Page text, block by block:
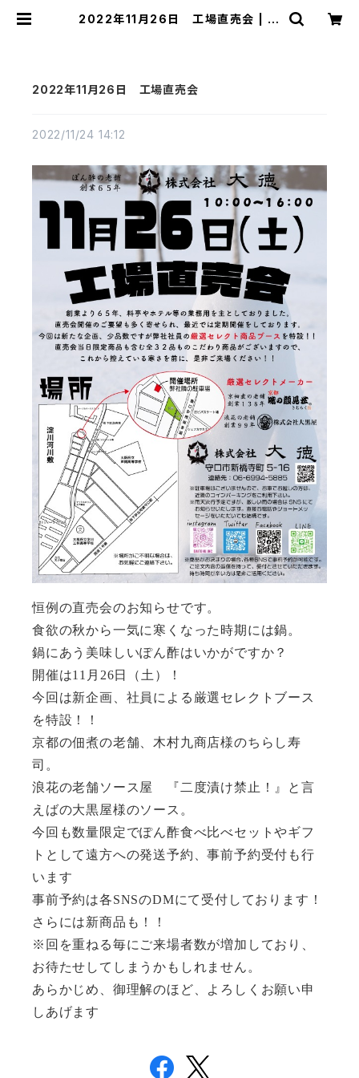
2022年11月26日 工場直売会 | 大
2022年11月26日 工場直売会
2022/11/24 14:12
恒例の直売会のお知らせです。
食欲の秋から一気に寒くなった時期には鍋。
鍋にあう美味しいぽん酢はいかがですか？
開催は11月26日（土）！
今回は新企画、社員による厳選セレクトブース
を特設！！
京都の佃煮の老舗、木村九商店様のちらし寿
司。
浪花の老舗ソース屋 『二度漬け禁止！』と言
えばの大黒屋様のソース。
今回も数量限定でぽん酢食べ比べセットやギフ
トとして遠方への発送予約、事前予約受付も行
います
事前予約は各SNSのDMにて受付しております！
さらには新商品も！！
※回を重ねる毎にご来場者数が増加しており、
お待たせしてしまうかもしれません。
あらかじめ、御理解のほど、よろしくお願い申
しあげます